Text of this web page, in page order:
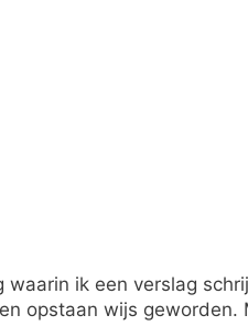
ik een verslag
opstaan wijs